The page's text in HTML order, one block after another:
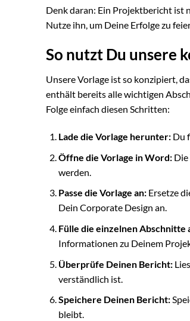
Denk daran: Ein Projektbericht ist
Nutze ihn, um Deine Erfolge zu
So nutzt Du unsere
Unsere Vorlage ist so konzipiert,
enthält bereits alle wichtigen
Folge einfach diesen Schritten:
Lade die Vorlage herunter:Du
Öffne die Vorlage in Word:Die
werden.
Passe die Vorlage an:Ersetze
Dein Corporate Design an.
Fülle die einzelnen Abschnitte
Informationen zu Deinem
Überprüfe Deinen Bericht:
verständlich ist.
Speichere Deinen Bericht:
bleibt.